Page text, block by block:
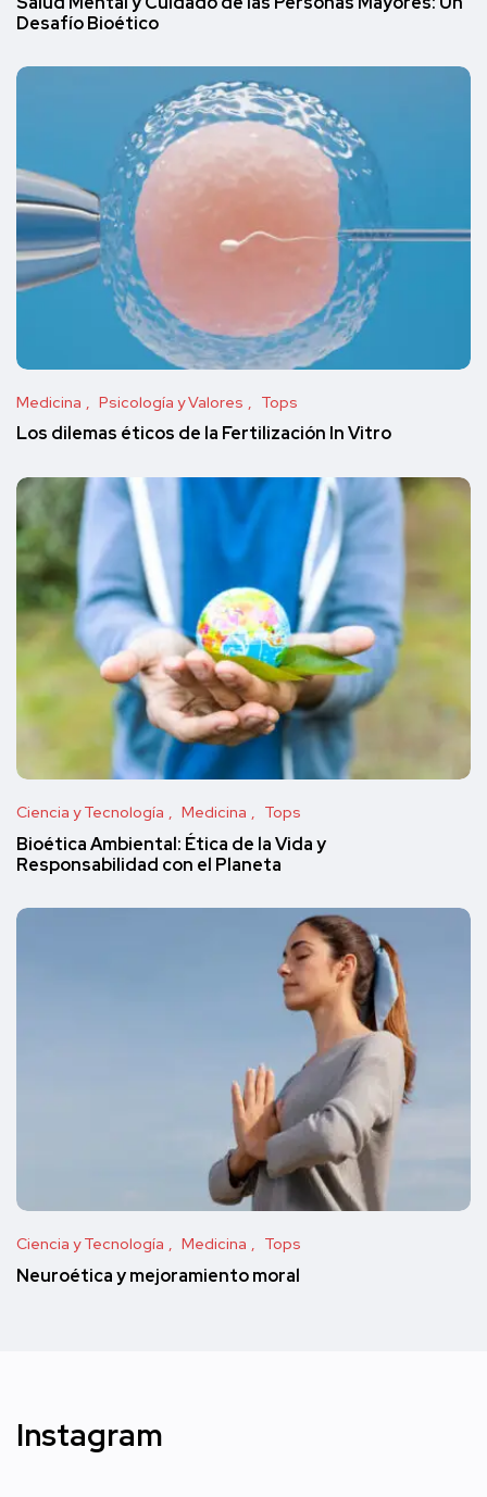
Desafío Bioético
Medicina Psicología y Valores Tops
Los dilemas éticos de la Fertilización In Vitro
Ciencia y Tecnología Medicina Tops
Bioética Ambiental: Ética de la Vida y
Responsabilidad con el Planeta
Ciencia y Tecnología Medicina Tops
Neuroética y mejoramiento moral
Instagram